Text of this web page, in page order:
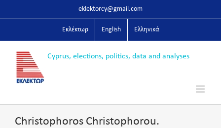
eklektorcy@gmail.com
Εκλέκτωρ English Ελληνικά
Christophoros Christophorou.